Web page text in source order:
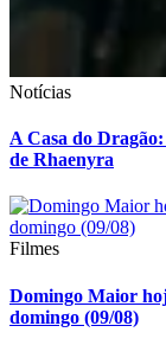
Notícias
A Casa do
de Rhaenyra
Filmes
Domingo Maior
domingo (09/08)